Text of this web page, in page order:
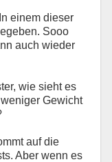
einem dieser
Sooo
auch wieder
wie sieht es
Gewicht
auf die
Aber wenn es